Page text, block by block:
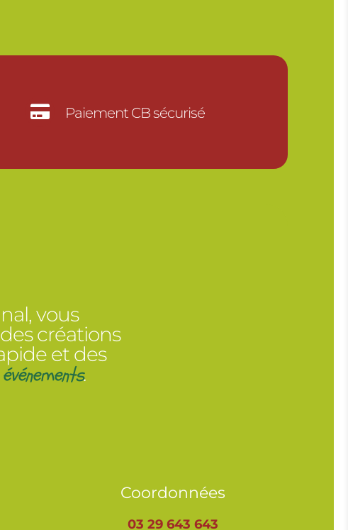
 Paiement CB sécurisé
vous
créations
et des
.
Coordonnées
03 29 643 643